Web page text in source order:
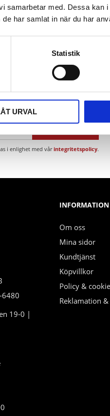
samarbetar med. Dessa kan
har samlat in när du har
Statistik
URVAL
PRENUMERERA
i enlighet med vårintegritetspolicy.
19-0 |
INFORMATION
Om oss
Mina sidor
Kundtjänst
Köpvillkor
Policy &
Reklamation